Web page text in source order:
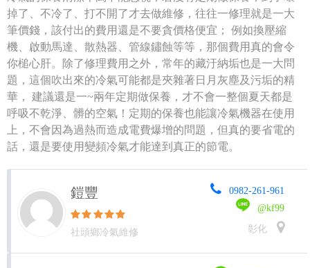
掉了、不冷了、打不開了才去做維修，往往一修理就是一大
筆價錢，該付出的費用還是不要貪價格便宜； 例如換壓縮
機、啟動馬達、散熱器、管線鏽蝕等等，那個費用真的會令
你槌心肝。除了修理費用之外，常年的藏汙納垢也是一大問
題，這個吹出來的冷氣可能都是夾雜著日月灰塵及污垢的精
華， 建議還是一~兩年定期做保養，才不會一整個夏天都是
呼吸不乾淨、髒的空氣！定期的保養也能讓冷氣機器在使用
上，不會因為過熱而造成電費爆增的問題，但真的要省電的
話，還是要使用變頻冷氣才能達到真正的節電。
鎧豐
社頭鄉冷氣維修
0982-261-961
@kf99
彰化